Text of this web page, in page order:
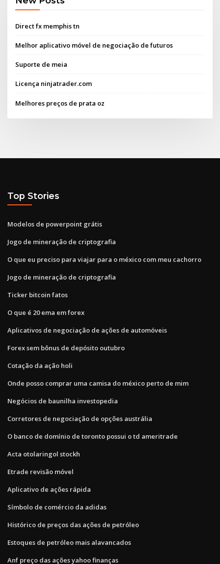
Direct fx memphis tn
Melhor aplicativo móvel de negociação de futuros
Suporte de meia
Licença ninjatrader.com
Melhores preços de prata oz
Top Stories
Modelos de powerpoint grátis
Jogo de mineração de criptografia
O que eu preciso para viajar para o méxico com meu cachorro
Jogo de mineração de criptografia
Ticker bitcoin fatos
O que é 20 ema em forex
Aplicativos de negociação de ações de automóveis
Forex sem bônus de depósito outubro
Cotação da ação holi
Onde posso comprar uma camisa do méxico perto de mim
Negócios de baunilha investopedia
Corretores de negociação de opções austrália
O banco de domínio de toronto possui o td ameritrade
Acta otolaringol stockh
Etrade revisão móvel
Aplicativo de ações rápida
Símbolo de comércio da adidas
Histórico de preços das ações de petróleo
Estoques de petróleo mais alavancados
Anf preço das ações yahoo finanças